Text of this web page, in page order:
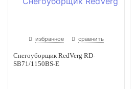
избранное сравнить
Снегоуборщик RedVerg RD-
SB71/1150BS-E